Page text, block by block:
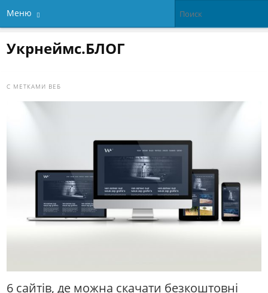
Меню
Укрнеймс.БЛОГ
С МЕТКАМИ ВЕБ
6 сайтів, де можна скачати безкоштовні